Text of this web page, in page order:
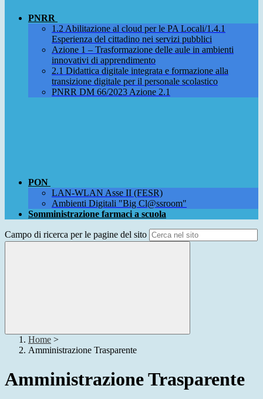
PNRR
1.2 Abilitazione al cloud per le PA Locali/1.4.1
Esperienza del cittadino nei servizi pubblici
Azione 1 – Trasformazione delle aule in ambienti
innovativi di apprendimento
2.1 Didattica digitale integrata e formazione alla
transizione digitale per il personale scolastico
PNRR DM 66/2023 Azione 2.1
PON
LAN-WLAN Asse II (FESR)
Ambienti Digitali "Big Cl@ssroom"
Somministrazione farmaci a scuola
Campo di ricerca per le pagine del sito
Home >
Amministrazione Trasparente
Amministrazione Trasparente